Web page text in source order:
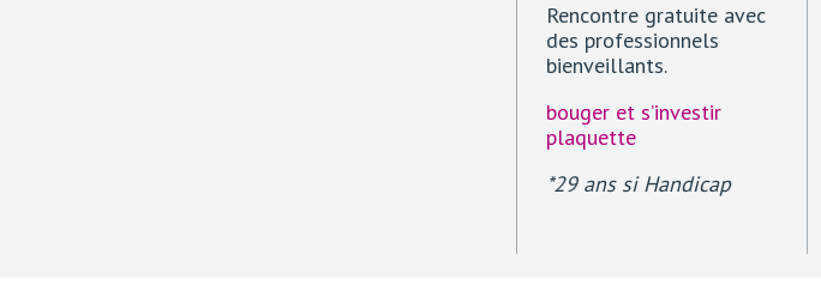
Rencontre gratuite avec
des professionnels
bienveillants.
bouger et s’investir
plaquette
*29 ans si Handicap